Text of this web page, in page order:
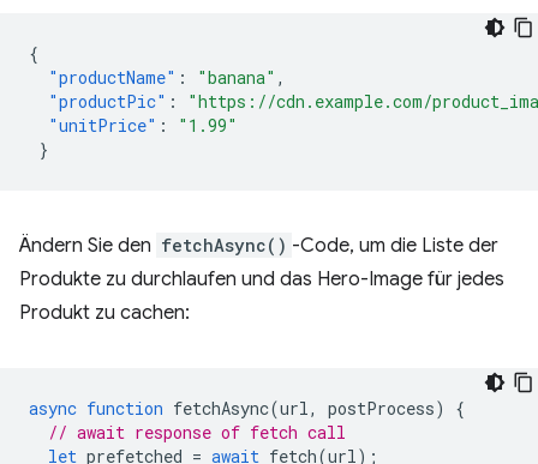
{
"productName" : "banana" ,
"productPic" :
"https://cdn.example.com/
"unitPrice" :
"1.99"
}
Ändern Sie den fetchAsync() -Code, um die Liste der
Produkte zu durchlaufen und das Hero-Image für jedes
Produkt zu cachen:
async function fetchAsync(url, postProcess)
{
// await response of fetch call
let prefetched = await fetch(url);